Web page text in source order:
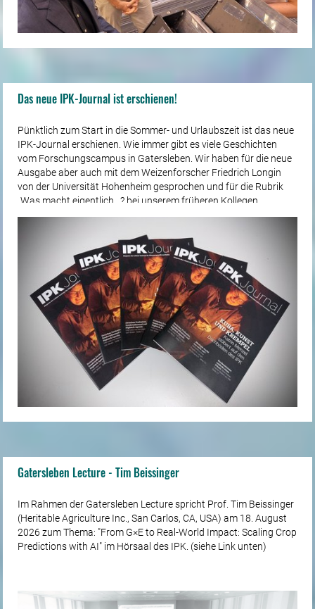
Das neue IPK-Journal ist erschienen!
Pünktlich zum Start in die Sommer- und Urlaubszeit ist das neue
IPK-Journal erschienen. Wie immer gibt es viele Geschichten
vom Forschungscampus in Gatersleben. Wir haben für die neue
Ausgabe aber auch mit dem Weizenforscher Friedrich Longin
von der Universität Hohenheim gesprochen und für die Rubrik
„Was macht eigentlich…? bei unserem früheren Kollegen
Murukarthick Jayakodi nachgefragt. Er arbeitet mittlerweile
Gatersleben Lecture - Tim Beissinger
Im Rahmen der Gatersleben Lecture spricht Prof. Tim Beissinger
(Heritable Agriculture Inc., San Carlos, CA, USA) am 18. August
2026 zum Thema: "From G×E to Real-World Impact: Scaling Crop
Predictions with AI" im Hörsaal des IPK. (siehe Link unten)